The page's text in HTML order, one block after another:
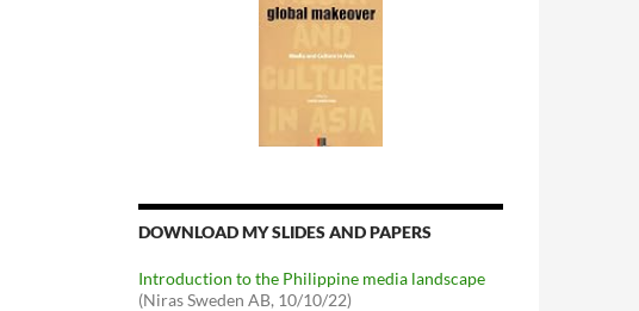
DOWNLOAD MY SLIDES AND PAPERS
Introduction to the Philippine media landscape
(Niras Sweden AB, 10/10/22)